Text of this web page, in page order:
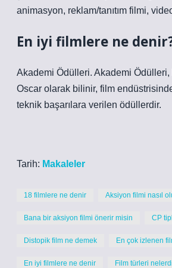
animasyon, reklam/tanıtım filmi,
En iyi filmlere ne
Akademi Ödülleri. Akademi Ödülleri,
Oscar olarak bilinir, film
teknik başarılara verilen ödüllerdir.
Tarih: Makaleler
18 filmlere ne denir Aksiyon filmi nasıl
Bana bir aksiyon filmi önerir misin CP
Distopik film ne demek En çok izlenen
En iyi filmlere ne denir Film türleri